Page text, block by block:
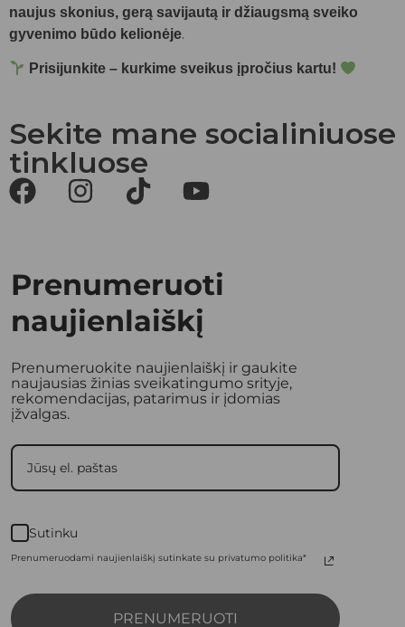
naujus skonius, gerą savijautą ir džiaugsmą sveiko
gyvenimo būdo kelionėje.
Prisijunkite – kurkime sveikus įpročius kartu!
Sekite mane socialiniuose
tinkluose
Prenumeruoti
naujienlaiškį
Prenumeruokite naujienlaiškį ir gaukite
naujausias žinias sveikatingumo srityje,
rekomendacijas, patarimus ir įdomias
įžvalgas.
Sutinku
Prenumeruodami naujienlaiškį sutinkate su privatumo politika*
PRENUMERUOTI